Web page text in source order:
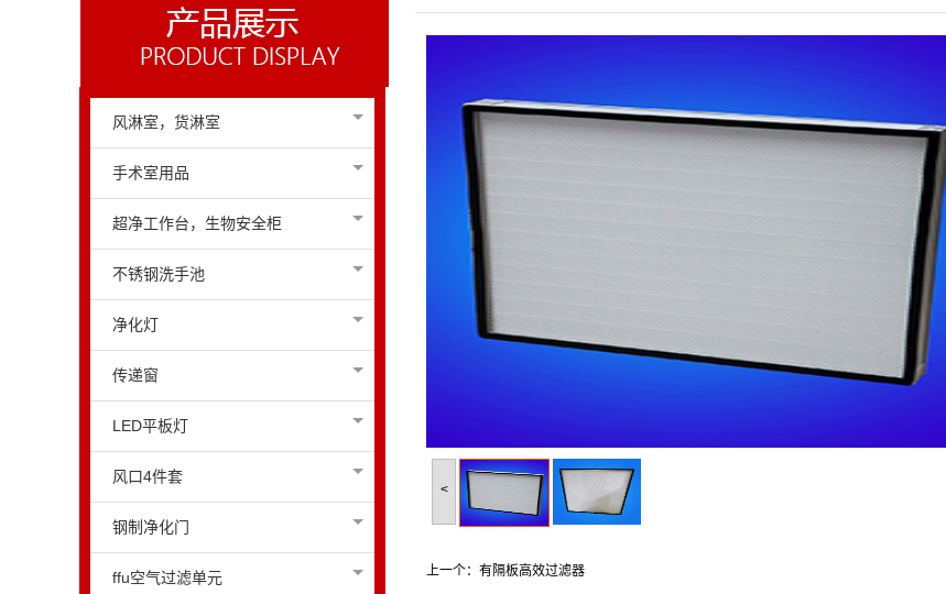
风淋室，货淋室
手术室用品
超净工作台，生物安全柜
不锈钢洗手池
净化灯
传递窗
LED平板灯
风口4件套
钢制净化门
ffu空气过滤单元
<
上一个： 有隔板高效过滤器